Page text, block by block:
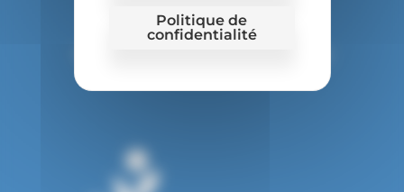
Mentions légales
Gestion des cookies
Politique de
confidentialité